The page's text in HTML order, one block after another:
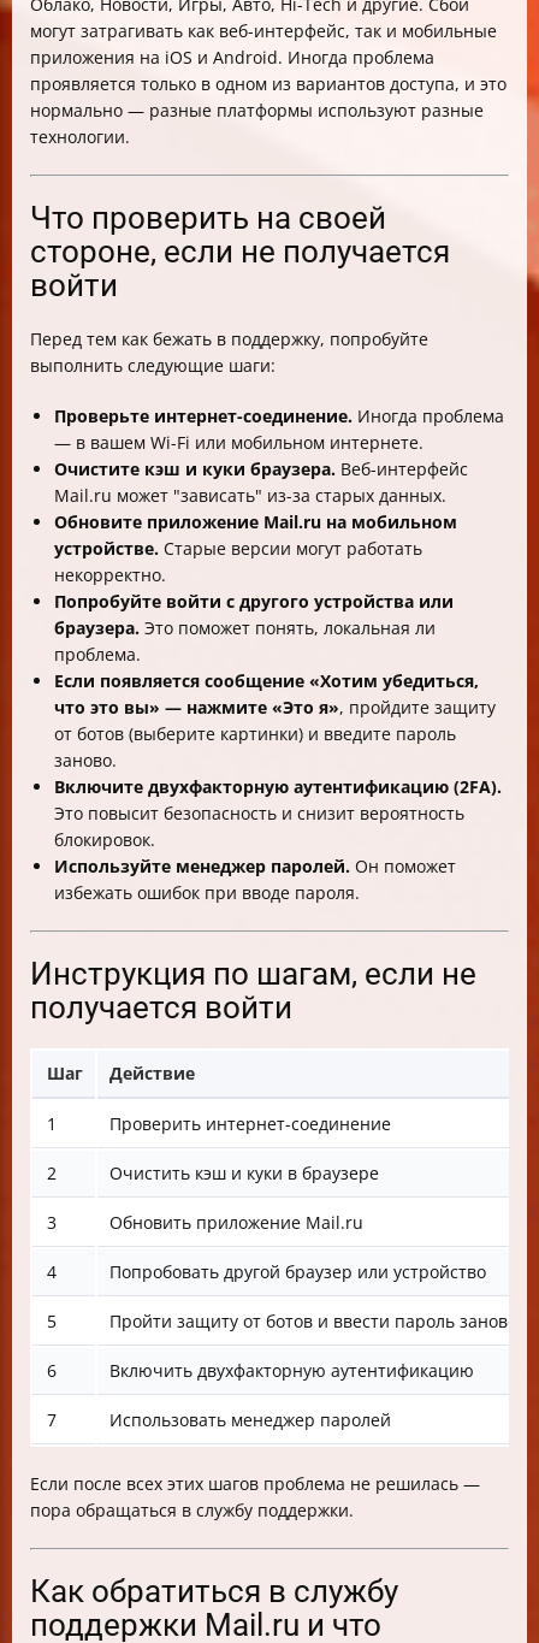
могут затрагивать как веб-интерфейс, так и мобильные
приложения на iOS и Android. Иногда проблема
проявляется только в одном из вариантов доступа, и это
нормально — разные платформы используют разные
технологии.
Что проверить на своей
стороне, если не получается
войти
Перед тем как бежать в поддержку, попробуйте
выполнить следующие шаги:
Проверьте интернет-соединение. Иногда проблема
— в вашем Wi-Fi или мобильном интернете.
Очистите кэш и куки браузера. Веб-интерфейс
Mail.ru может "зависать" из-за старых данных.
Обновите приложение Mail.ru на мобильном
устройстве. Старые версии могут работать
некорректно.
Попробуйте войти с другого устройства или
браузера. Это поможет понять, локальная ли
проблема.
Если появляется сообщение «Хотим убедиться,
что это вы» — нажмите «Это я», пройдите защиту
от ботов (выберите картинки) и введите пароль
заново.
Включите двухфакторную аутентификацию (2FA).
Это повысит безопасность и снизит вероятность
блокировок.
Используйте менеджер паролей. Он поможет
избежать ошибок при вводе пароля.
Инструкция по шагам, если не
получается войти
Шаг Действие
1 Проверить интернет-соединение
2 Очистить кэш и куки в браузере
3 Обновить приложение Mail.ru
4 Попробовать другой браузер или устройство
5 Пройти защиту от ботов и ввести пароль заново
6 Включить двухфакторную аутентификацию
7 Использовать менеджер паролей
Если после всех этих шагов проблема не решилась —
пора обращаться в службу поддержки.
Как обратиться в службу
поддержки Mail.ru и что